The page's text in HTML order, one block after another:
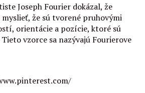
Joseph Fourier dokázal, že
myslieť, že sú tvorené pruhovými
orientácie a pozície, ktoré sú
vzorce sa nazývajú Fourierove